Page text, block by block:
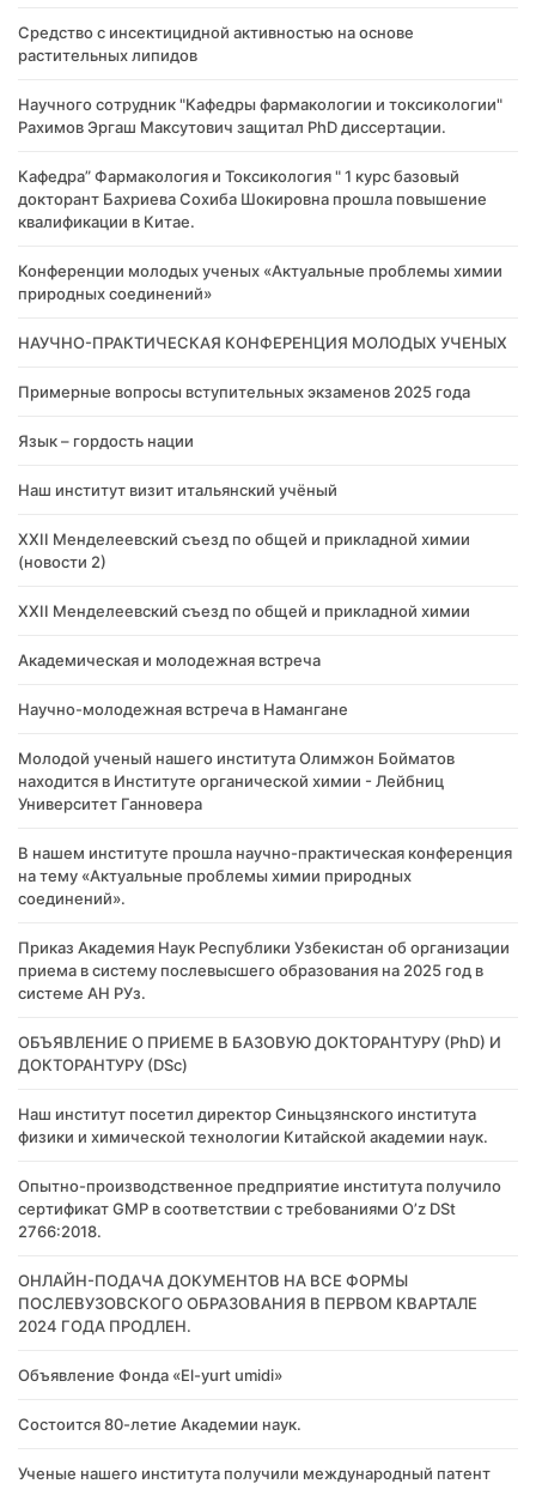
Cредство с инсектицидной активностью на основе
растительных липидов
Научного сотрудник "Кафедры фармакологии и токсикологии"
Рахимов Эргаш Максутович защитал PhD диссертации.
Кафедра” Фармакология и Токсикология " 1 курс базовый
докторант Бахриева Сохиба Шокировна прошла повышение
квалификации в Китае.
Конференции молодых ученых «Актуальные проблемы химии
природных соединений»
НАУЧНО-ПРАКТИЧЕСКАЯ КОНФЕРЕНЦИЯ МОЛОДЫХ УЧЕНЫХ
Примерные вопросы вступительных экзаменов 2025 года
Язык – гордость нации
Наш институт визит итальянский учёный
XXII Менделеевский съезд по общей и прикладной химии
(новости 2)
XXII Менделеевский съезд по общей и прикладной химии
Академическая и молодежная встреча
Научно-молодежная встреча в Намангане
Молодой ученый нашего института Олимжон Бойматов
находится в Институте органической химии - Лейбниц
Университет Ганновера
В нашем институте прошла научно-практическая конференция
на тему «Актуальные проблемы химии природных
соединений».
Приказ Академия Наук Республики Узбекистан об организации
приема в систему послевысшего образования на 2025 год в
системе АН РУз.
​ОБЪЯВЛЕНИЕ О ПРИЕМЕ В БАЗОВУЮ ДОКТОРАНТУРУ (PhD) И
ДОКТОРАНТУРУ (DSc)
Наш институт посетил директор Синьцзянского института
физики и химической технологии Китайской академии наук.
Опытно-производственное предприятие института получило
сертификат GMP в соответствии с требованиями O’z DSt
2766:2018.
ОНЛАЙН-ПОДАЧА ДОКУМЕНТОВ НА ВСЕ ФОРМЫ
ПОСЛЕВУЗОВСКОГО ОБРАЗОВАНИЯ В ПЕРВОМ КВАРТАЛЕ
2024 ГОДА ПРОДЛЕН.
Объявление Фонда «El-yurt umidi»
Состоится 80-летие Академии наук.
Ученые нашего института получили международный патент